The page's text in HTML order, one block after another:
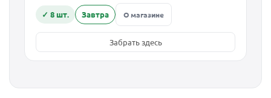
✓ 8 шт. Завтра О магазине
Забрать здесь